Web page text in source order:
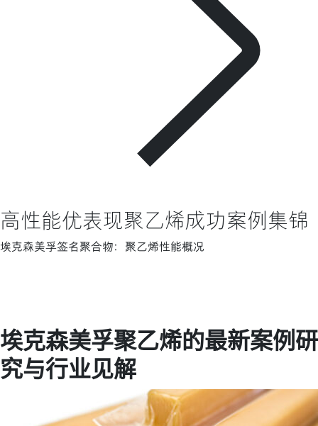
高性能优表现聚乙烯成功案例集锦
埃克森美孚签名聚合物：聚乙烯性能概况
埃克森美孚聚乙烯的最新案例研
究与行业见解